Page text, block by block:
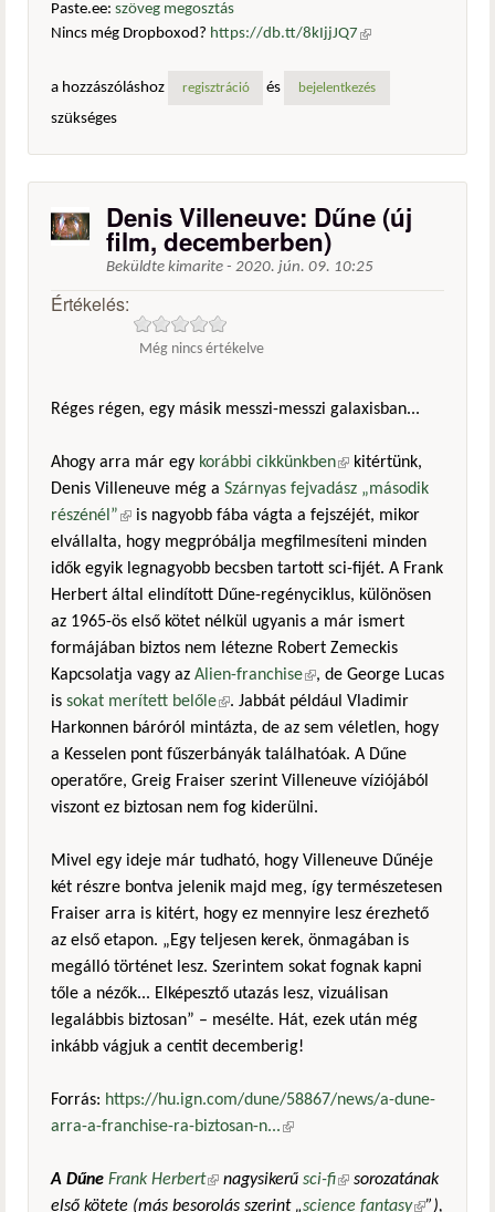
Paste.ee: szöveg megosztás
Nincs még Dropboxod? https://db.tt/8kIjjJQ7 (külső
a hozzászóláshoz
regisztráció és bejelentkezés
szükséges
Denis Villeneuve: Dűne (új
film, decemberben)
Beküldte kimarite - 2020. jún. 09. 10:25
Értékelés:
Még nincs értékelve
Réges régen, egy másik messzi-messzi galaxisban...
Ahogy arra már egy korábbi cikkünkben(külső hivatkozás)
kitértünk,
Denis Villeneuve még a Szárnyas fejvadász „második
részénél”(külső hivatkozás)
is nagyobb fába vágta a fejszéjét, mikor
elvállalta, hogy megpróbálja megfilmesíteni minden
idők egyik legnagyobb becsben tartott sci-fijét. A Frank
Herbert által elindított Dűne-regényciklus, különösen
az 1965-ös első kötet nélkül ugyanis a már ismert
formájában biztos nem létezne Robert Zemeckis
Kapcsolatja vagy az Alien-franchise(külső hivatkozás)
, de George Lucas
is sokat merített belőle(külső hivatkozás)
. Jabbát például Vladimir
Harkonnen báróról mintázta, de az sem véletlen, hogy
a Kesselen pont fűszerbányák találhatóak. A Dűne
operatőre, Greig Fraiser szerint Villeneuve víziójából
viszont ez biztosan nem fog kiderülni.
Mivel egy ideje már tudható, hogy Villeneuve Dűnéje
két részre bontva jelenik majd meg, így természetesen
Fraiser arra is kitért, hogy ez mennyire lesz érezhető
az első etapon. „Egy teljesen kerek, önmagában is
megálló történet lesz. Szerintem sokat fognak kapni
tőle a nézők... Elképesztő utazás lesz, vizuálisan
legalábbis biztosan” – mesélte. Hát, ezek után még
inkább vágjuk a centit decemberig!
Forrás: https://hu.ign.com/dune/58867/news/a-dune-
arra-a-franchise-ra-biztosan-n...(külső hivatkozás)
A Dűne Frank Herbert(külső hivatkozás)
nagysikerű sci-fi(külső hivatkozás)
sorozatának
első kötete (más besorolás szerint „science fantasy(külső
”),